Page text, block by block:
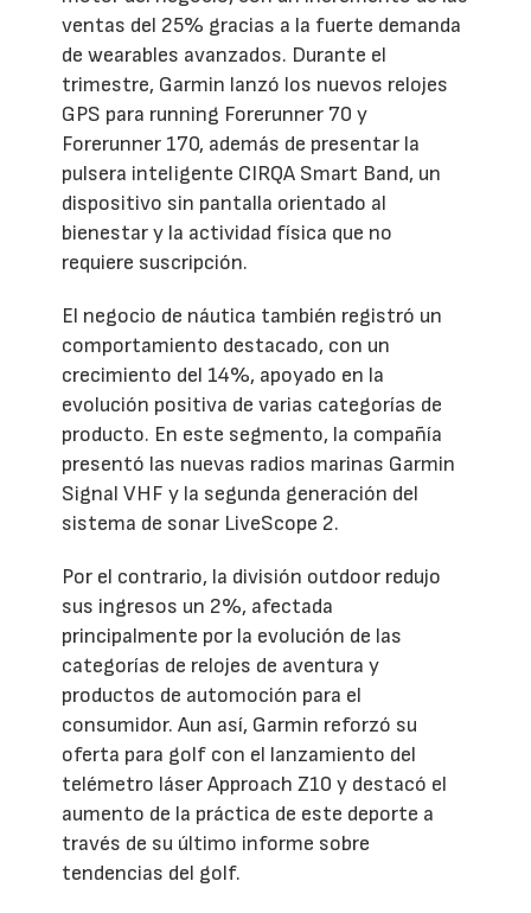
ventas del 25% gracias a la fuerte demanda
de wearables avanzados. Durante el
trimestre, Garmin lanzó los nuevos relojes
GPS para running Forerunner 70 y
Forerunner 170, además de presentar la
pulsera inteligente CIRQA Smart Band, un
dispositivo sin pantalla orientado al
bienestar y la actividad física que no
requiere suscripción.
El negocio de náutica también registró un
comportamiento destacado, con un
crecimiento del 14%, apoyado en la
evolución positiva de varias categorías de
producto. En este segmento, la compañía
presentó las nuevas radios marinas Garmin
Signal VHF y la segunda generación del
sistema de sonar LiveScope 2.
Por el contrario, la división outdoor redujo
sus ingresos un 2%, afectada
principalmente por la evolución de las
categorías de relojes de aventura y
productos de automoción para el
consumidor. Aun así, Garmin reforzó su
oferta para golf con el lanzamiento del
telémetro láser Approach Z10 y destacó el
aumento de la práctica de este deporte a
través de su último informe sobre
tendencias del golf.